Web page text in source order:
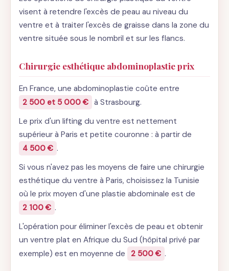
visent à retendre l'excès de peau au niveau du
ventre et à traiter l'excès de graisse dans la zone du
ventre située sous le nombril et sur les flancs.
Chirurgie esthétique abdominoplastie prix
En France, une abdominoplastie coûte entre
2 500 et 5 000 € à Strasbourg.
Le prix d'un lifting du ventre est nettement
supérieur à Paris et petite couronne : à partir de
4 500 € .
Si vous n'avez pas les moyens de faire une chirurgie
esthétique du ventre à Paris, choisissez la Tunisie
où le prix moyen d'une plastie abdominale est de
2 100 € .
L'opération pour éliminer l'excès de peau et obtenir
un ventre plat en Afrique du Sud (hôpital privé par
exemple) est en moyenne de
2 500 € .